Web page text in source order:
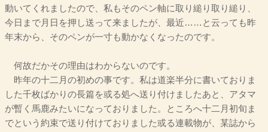
動いてくれましたので、私もそのペン軸に取り縋り取り縋り、
今日まで月日を押し送って来ましたが、最近……と云っても昨
年末から、そのペンが一寸も動かなくなったのです。
何故だかその理由はわからないのです。
昨年の十二月の初めの事です。私は道楽半分に書いておりま
した千枚ばかりの長篇を或る処へ送り付けましたあと、アタマ
が暫く馬鹿みたいになっておりました。ところへ十二月初旬ま
でという約束で送り付けておりました或る連載物が、某誌から